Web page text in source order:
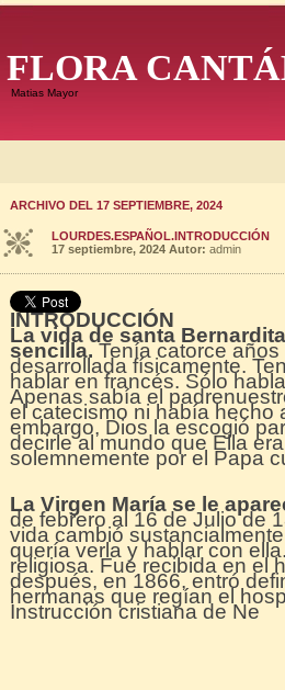
FLORA
Matias Mayor
ARCHIVO DEL 17 SEPTIEMBRE, 2024
LOURDES.ESPAÑOL.INTRODUCCIÓN
17 septiembre, 2024 Autor: admin
INTRODUCCIÓN
La vida de santa
sencilla. Tenía catorce
desarrollada físicamente.
hablar en francés. Sólo
Apenas sabía el
el catecismo ni había hecho
embargo, Dios la escogió
decirle al mundo que Ella
solemnemente por el Papa
La Virgen María se le
de febrero al 16 de Julio de
vida cambió
quería verla y hablar con
religiosa. Fue recibida en el
después, en 1866, entró
hermanas que regían el
Instrucción cristiana de Ne